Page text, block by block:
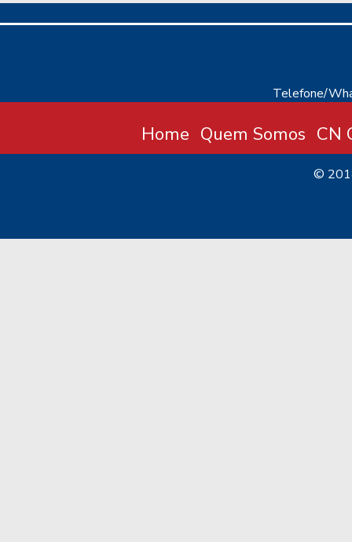
Telefone/
Home Quem Somos CN
©